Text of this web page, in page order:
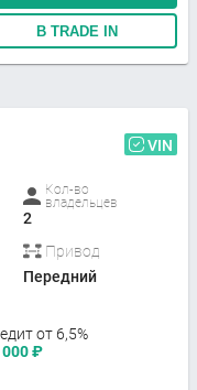
В TRADE IN
VIN
Кол-во
владельцев
2
Привод
Передний
от 6,5%
₽